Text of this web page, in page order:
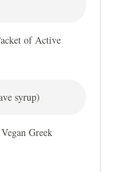
of Active
syrup)
Greek